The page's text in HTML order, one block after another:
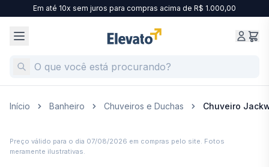
Em até 10x sem juros para compras acima de R$ 1.000,00
Início Banheiro Chuveiros e Duchas Chuveiro
Preço válido para o dia 07/08/2026 em compras pelo site. Fotos
meramente ilustrativas.